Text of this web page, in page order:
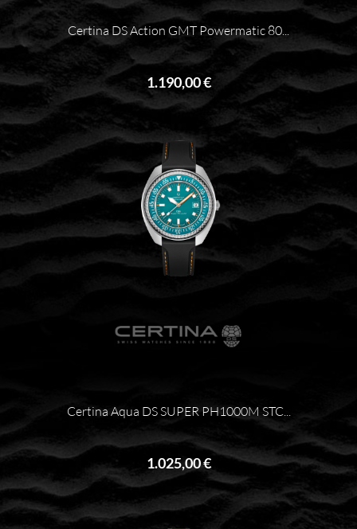
Certina DS Action GMT Powermatic 80...
1.190,00 €
Certina Aqua DS SUPER PH1000M STC...
1.025,00 €